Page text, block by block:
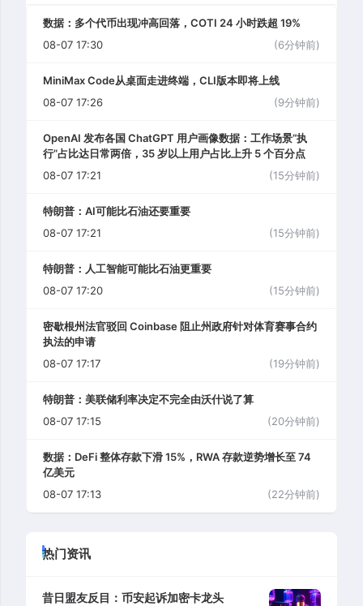
数据：多个代币出现冲高回落，COTI 24 小时跌超 19%
08-07 17:30
(6分钟前)
MiniMax Code从桌面走进终端，CLI版本即将上线
08-07 17:26
(9分钟前)
OpenAI 发布各国 ChatGPT 用户画像数据：工作场景“执
行”占比达日常两倍，35 岁以上用户占比上升 5 个百分点
08-07 17:21
(15分钟前)
特朗普：AI可能比石油还要重要
08-07 17:21
(15分钟前)
特朗普：人工智能可能比石油更重要
08-07 17:20
(15分钟前)
密歇根州法官驳回 Coinbase 阻止州政府针对体育赛事合约
执法的申请
08-07 17:17
(19分钟前)
特朗普：美联储利率决定不完全由沃什说了算
08-07 17:15
(20分钟前)
数据：DeFi 整体存款下滑 15%，RWA 存款逆势增长至 74
亿美元
08-07 17:13
(22分钟前)
热门资讯
昔日盟友反目：币安起诉加密卡龙头